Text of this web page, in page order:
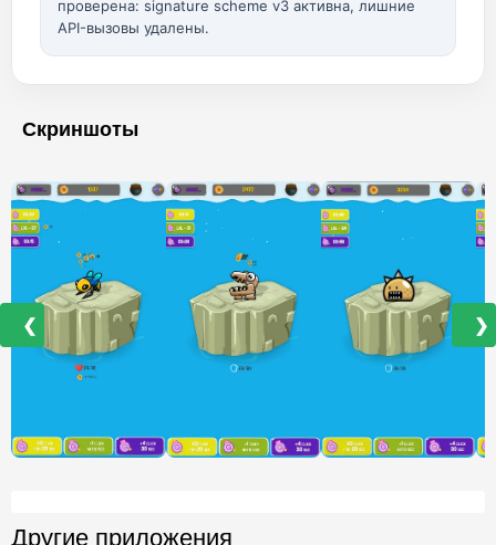
проверена: signature scheme v3 активна, лишние
API-вызовы удалены.
Скриншоты
❮ ❯
Другие приложения